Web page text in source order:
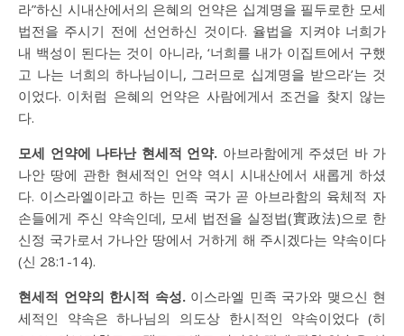
라”하신 시내산에서의 은혜의 언약은 십계명을 필두로한 모세
법전을 주시기 전에 선언하신 것이다. 율법을 지켜야 너희가
내 백성이 된다는 것이 아니라, ‘너희를 내가 이집트에서 구했
고 나는 너희의 하나님이니, 그러므로 십계명을 받으라’는 것
이었다. 이처럼 은혜의 언약은 사람에게서 조건을 찾지 않는
다.
모세 언약에 나타난 현세적 언약. 아브라함에게 주셨던 바 가
나안 땅에 관한 현세적인 언약 역시 시내산에서 새롭게 하셨
다. 이스라엘이라고 하는 민족 국가 곧 아브라함의 육체적 자
손들에게 주신 약속인데, 모세 법전을 실정법(實政法)으로 한
신정 국가로서 가나안 땅에서 거하게 해 주시겠다는 약속이다
(신 28:1-14).
현세적 언약의 한시적 속성.이스라엘 민족 국가와 맺으신 현
세적인 약속은 하나님의 의도상 한시적인 약속이었다 (히